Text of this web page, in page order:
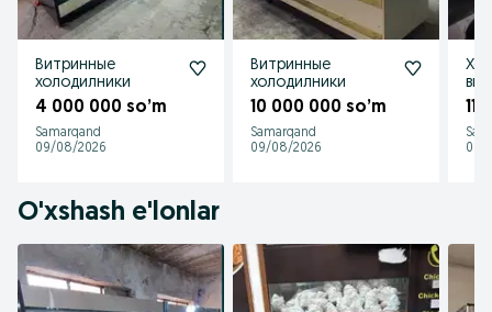
Витринные
холодилники
4 000 000 so’m
Samarqand
09/08/2026
Витринные
холодилники
10 000 000 so’m
Samarqand
09/08/2026
11
09/
O'xshash e'lonlar